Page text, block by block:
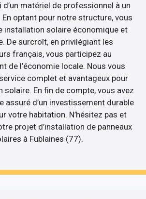
matériel de professionnel à un
optant pour notre structure, vous
installation solaire économique et
De surcroît, en privilégiant les
français, vous participez au
de l’économie locale. Nous vous
complet et avantageux pour
En fin de compte, vous avez
assuré d’un investissement durable
votre habitation. N’hésitez pas et
projet d’installation de panneaux
à Fublaines (77).